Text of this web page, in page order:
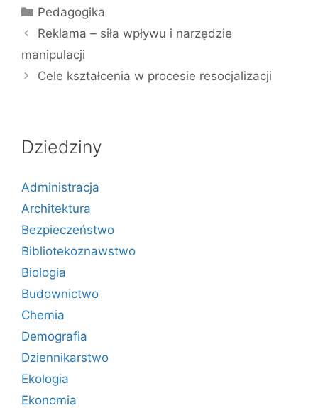
Kategorie
Pedagogika
Reklama – siła wpływu i narzędzie
manipulacji
Cele kształcenia w procesie resocjalizacji
Dziedziny
Administracja
Architektura
Bezpieczeństwo
Bibliotekoznawstwo
Biologia
Budownictwo
Chemia
Demografia
Dziennikarstwo
Ekologia
Ekonomia